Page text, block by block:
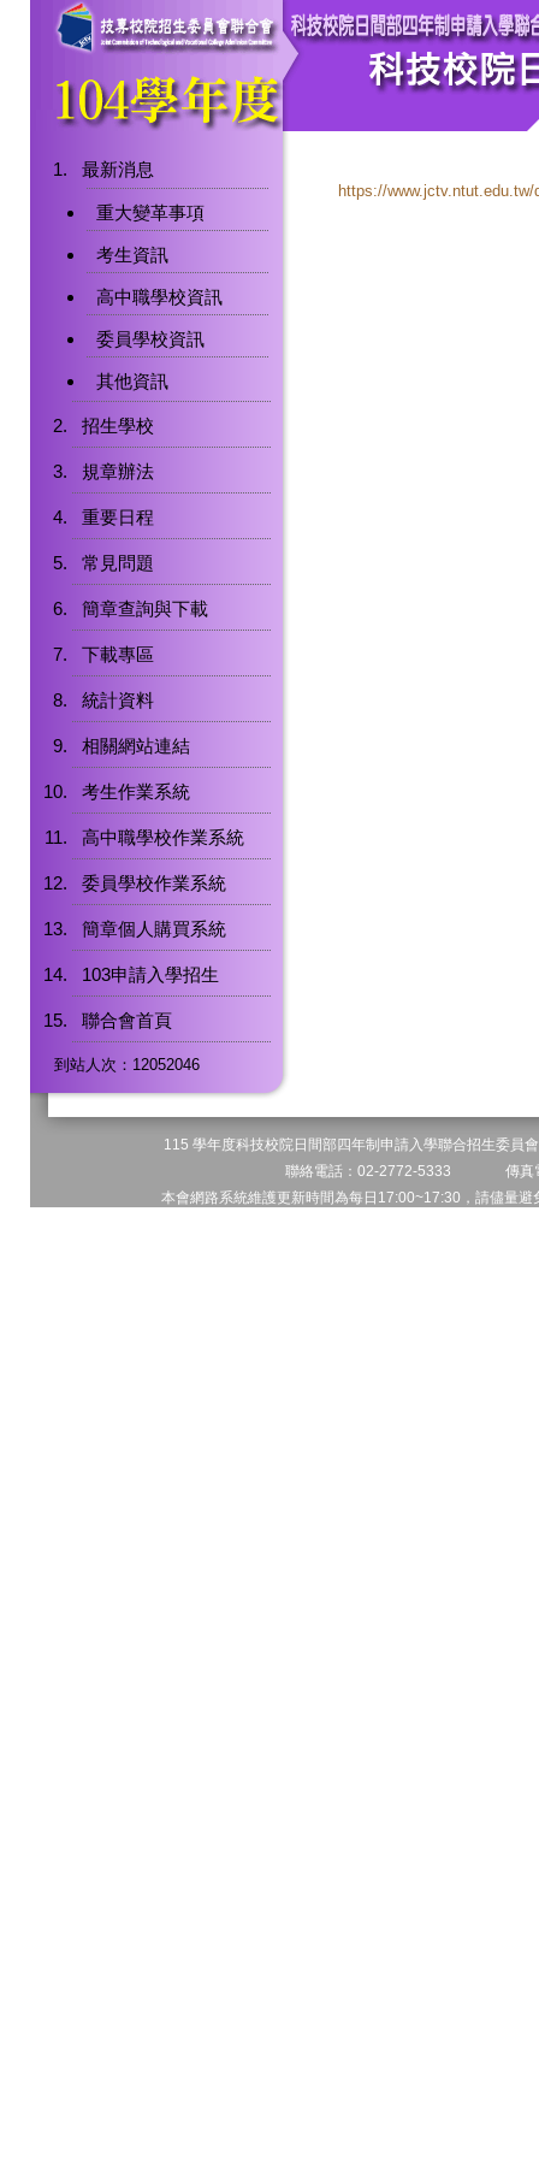
最新消息
重大變革事項
考生資訊
高中職學校資訊
委員學校資訊
其他資訊
招生學校
規章辦法
重要日程
常見問題
簡章查詢與下載
下載專區
統計資料
相關網站連結
考生作業系統
高中職學校作業系統
委員學校作業系統
簡章個人購買系統
103申請入學招生
聯合會首頁
到站人次：12052046
https://
115 學年度科技校院日間部四年制申請入學聯合招生委
聯絡電話：02-2772-5333 傳
本會網路系統維護更新時間為每日17:00~17:30，請儘量